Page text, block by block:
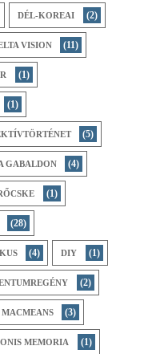
DÉL-KOREAI (2)
VISION (11)
(1)
(1)
(5)
GABALDON (4)
(1)
(28)
(4) DIY (1)
(2)
(3)
MEMORIA (1)